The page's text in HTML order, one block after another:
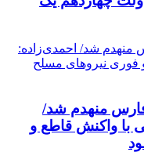
منهدم شد/
با واکنش قاطع و